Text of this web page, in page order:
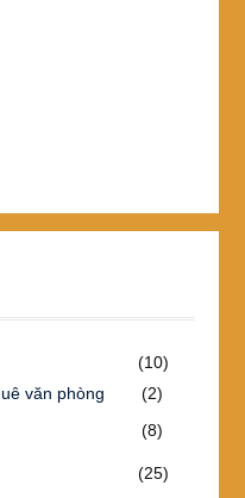
(10)
văn phòng
(2)
(8)
(25)